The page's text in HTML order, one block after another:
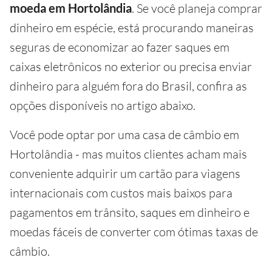
moeda em Hortolândia. Se você planeja comprar
dinheiro em espécie, está procurando maneiras
seguras de economizar ao fazer saques em
caixas eletrônicos no exterior ou precisa enviar
dinheiro para alguém fora do Brasil, confira as
opções disponíveis no artigo abaixo.
Você pode optar por uma casa de câmbio em
Hortolândia - mas muitos clientes acham mais
conveniente adquirir um cartão para viagens
internacionais com custos mais baixos para
pagamentos em trânsito, saques em dinheiro e
moedas fáceis de converter com ótimas taxas de
câmbio.